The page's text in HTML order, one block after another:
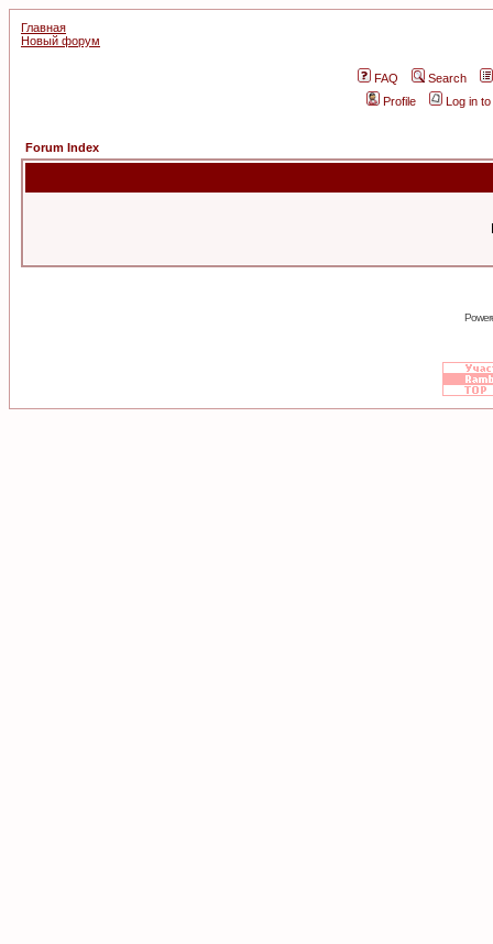
Главная
Новый форум
FAQ
Search
Profile
Log in
Forum Index